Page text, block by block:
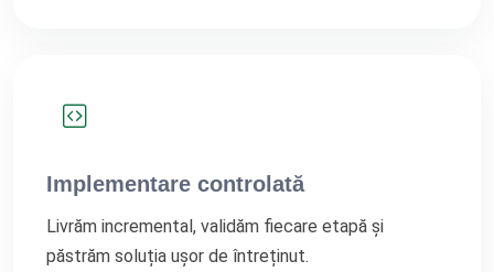
Implementare controlată
Livrăm incremental, validăm fiecare etapă și
păstrăm soluția ușor de întreținut.